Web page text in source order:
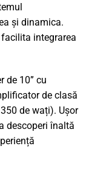
și dinamica.
integrarea
de 10” cu
de clasă
de wați). Ușor
descoperi înaltă